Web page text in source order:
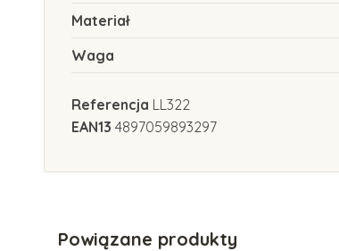
Materiał
Waga
Referencja LL322
EAN13 4897059893297
Powiązane produkty